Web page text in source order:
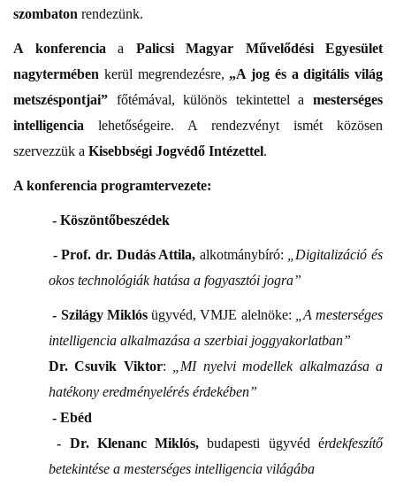
szombaton rendezünk.
A konferencia a Palicsi Magyar Művelődési Egyesület
nagytermében kerül megrendezésre, „A jog és a digitális világ
metszéspontjai” főtémával, különös tekintettel a mesterséges
intelligencia lehetőségeire. A rendezvényt ismét közösen
szervezzük a Kisebbségi Jogvédő Intézettel.
A konferencia programtervezete:
- Köszöntőbeszédek
- Prof. dr. Dudás Attila, alkotmánybíró:
„Digitalizáció és
okos technológiák hatása a fogyasztói jogra”
- Szilágy Miklósügyvéd, VMJE alelnöke:
„A mesterséges
intelligencia alkalmazása a szerbiai joggyakorlatban”
Dr. Csuvik Viktor:
„MI nyelvi modellek alkalmazása a
hatékony eredményelérés érdekében”
- Ebéd
- Dr. Klenanc Miklós, budapesti ügyvéd érdekfeszítő
betekintése a mesterséges intelligencia világába